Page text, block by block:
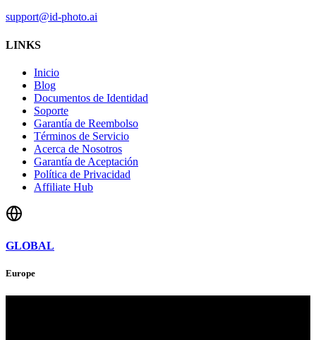
support@id-photo.ai
LINKS
Inicio
Blog
Documentos de Identidad
Soporte
Garantía de Reembolso
Términos de Servicio
Acerca de Nosotros
Garantía de Aceptación
Política de Privacidad
Affiliate Hub
GLOBAL
Europe